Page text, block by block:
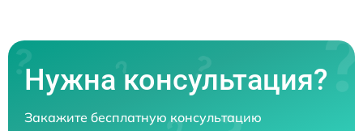
Нужна консультация?
Закажите бесплатную консультацию